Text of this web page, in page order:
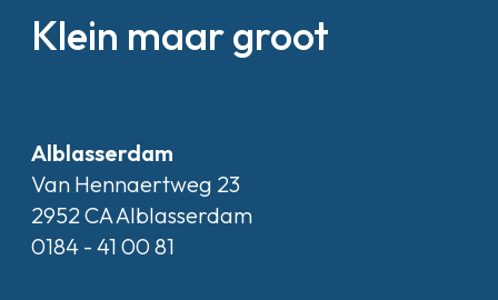
Klein maar groot
Alblasserdam
Van Hennaertweg 23
2952 CA Alblasserdam
0184 - 41 00 81